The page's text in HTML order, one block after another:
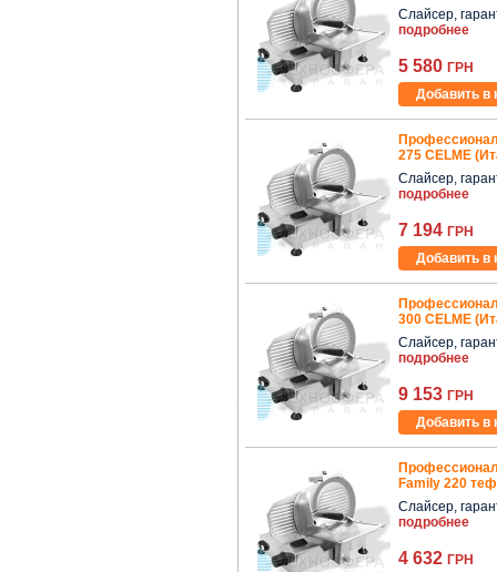
Слайсер,
подробнее
5 580 ГРН
Добавить в
275 CELME
Слайсер,
подробнее
7 194 ГРН
Добавить в
300 CELME
Слайсер,
подробнее
9 153 ГРН
Добавить в
Family 220
Слайсер,
подробнее
4 632 ГРН